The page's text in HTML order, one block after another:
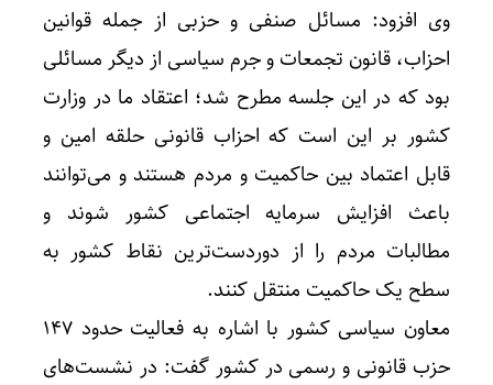
وی افزود: مسائل صنفی و حزبی از جمله قوانین
احزاب، قانون تجمعات و جرم سیاسی از دیگر مسائلی
بود که در این جلسه مطرح شد؛ اعتقاد ما در وزارت
کشور بر این است که احزاب قانونی حلقه امین و
قابل اعتماد بین حاکمیت و مردم هستند و می‌توانند
باعث افزایش سرمایه اجتماعی کشور شوند و
مطالبات مردم را از دوردست‌ترین نقاط کشور به
سطح یک حاکمیت منتقل کنند.
معاون سیاسی کشور با اشاره به فعالیت حدود ۱۴۷
حزب قانونی و رسمی در کشور گفت: در نشست‌های